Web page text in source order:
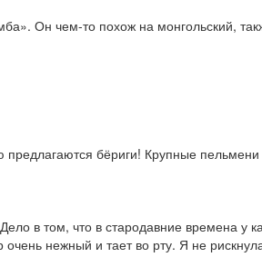
Он чем-то похож на монгольский,
бёриги! Крупные
в том, что в стародавние времена у
очень нежный и тает во рту. Я не